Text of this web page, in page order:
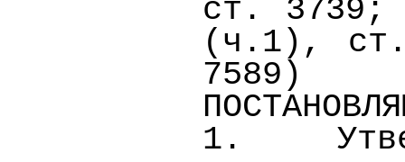
ст. 3739;
(ч.1),
7589)
1.